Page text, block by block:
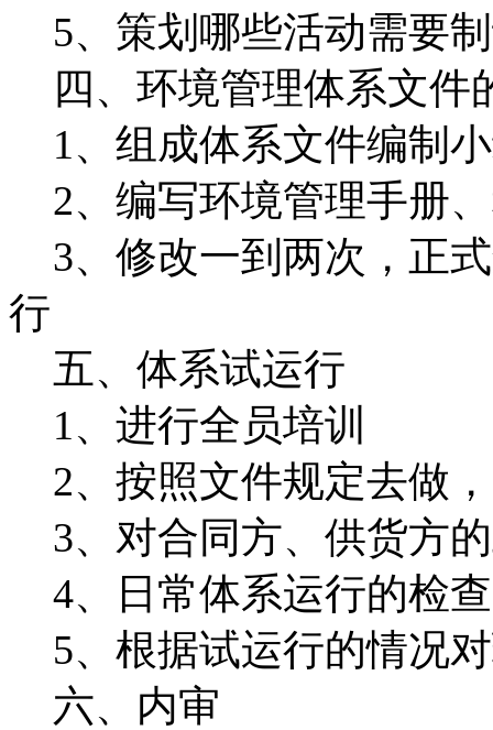
5、策划哪些活动需要
四、环境管理体系文件
1、组成体系文件编制
2、编写环境管理手册
3、修改一到两次，正
行
五、体系试运行
1、进行全员培训
2、按照文件规定去做
3、对合同方、供货方
4、日常体系运行的检
5、根据试运行的情况
六、内审